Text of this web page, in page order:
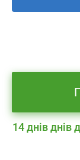
14 днів днів